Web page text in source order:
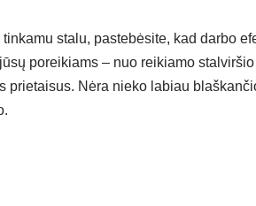
stalu, pastebėsite, kad darbo
poreikiams – nuo reikiamo
prietaisus. Nėra nieko labiau